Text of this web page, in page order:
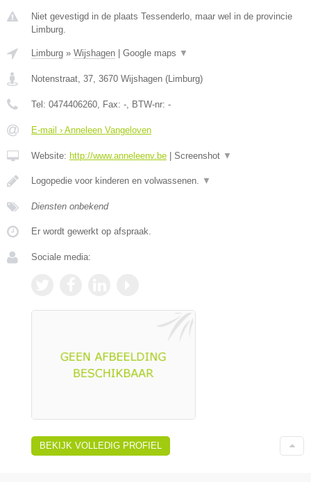
Niet gevestigd in de plaats Tessenderlo, maar wel in de provincie
Limburg.
Limburg » Wijshagen | Google maps ▼
Notenstraat, 37 3670 Wijshagen (Limburg)
Tel: 0474406260 , Fax: - , BTW-nr: -
E-mail › Anneleen Vangeloven
Website: http://www.anneleenv.be | Screenshot ▼
Logopedie voor kinderen en volwassenen. ▼
Diensten onbekend
Er wordt gewerkt op afspraak.
Sociale media:
BEKIJK VOLLEDIG PROFIEL